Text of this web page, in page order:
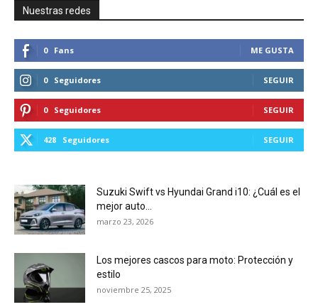
Nuestras redes
0 Fans ME GUSTA
0 Seguidores SEGUIR
0 Seguidores SEGUIR
428 Seguidores SEGUIR
Suzuki Swift vs Hyundai Grand i10: ¿Cuál es el
mejor auto...
marzo 23, 2026
Los mejores cascos para moto: Protección y
estilo
noviembre 25, 2025